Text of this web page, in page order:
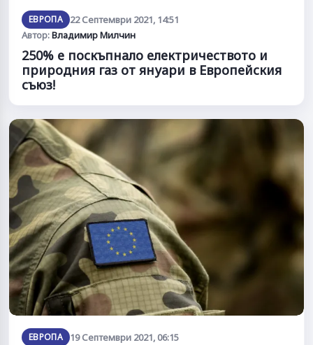
ЕВРОПА
22 Септември 2021, 14:51
Автор:Владимир Милчин
250% е поскъпнало електричеството и
природния газ от януари в Европейския
съюз!
ЕВРОПА
19 Септември 2021, 06:15